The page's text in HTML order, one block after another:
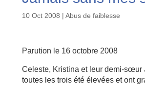
10 Oct 2008 | Abus de faiblesse
Parution le 16 octobre 2008
Celeste, Kristina et leur demi-sœur
toutes les trois été élevées et ont